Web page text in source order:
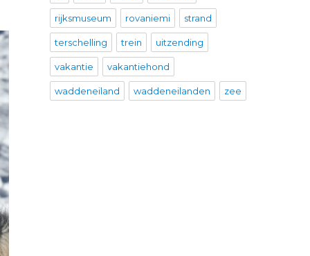
rijksmuseum rovaniemi strand
terschelling trein uitzending
vakantie vakantiehond
waddeneiland waddeneilanden zee